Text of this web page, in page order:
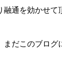
融通を効かせて
まだこのブログ